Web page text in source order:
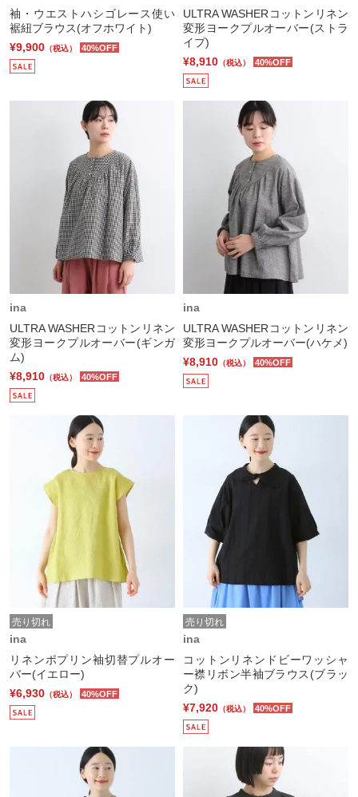
袖・ウエストハシゴレース使い
裾紐ブラウス(オフホワイト)
¥9,900 （税込） 40%OFF
ULTRA WASHERコットンリネン
変形ヨークプルオーバー(ストラ
イプ)
¥8,910 （税込） 40%OFF
ina
ULTRA WASHERコットンリネン
変形ヨークプルオーバー(ギンガ
ム)
¥8,910 （税込） 40%OFF
ina
ULTRA WASHERコットンリネン
変形ヨークプルオーバー(ハケメ)
¥8,910 （税込） 40%OFF
売り切れ
ina
リネンポプリン袖切替プルオー
バー(イエロー)
¥6,930 （税込） 40%OFF
売り切れ
ina
コットンリネンドビーワッシャ
ー襟リボン半袖ブラウス(ブラッ
ク)
¥7,920 （税込） 40%OFF